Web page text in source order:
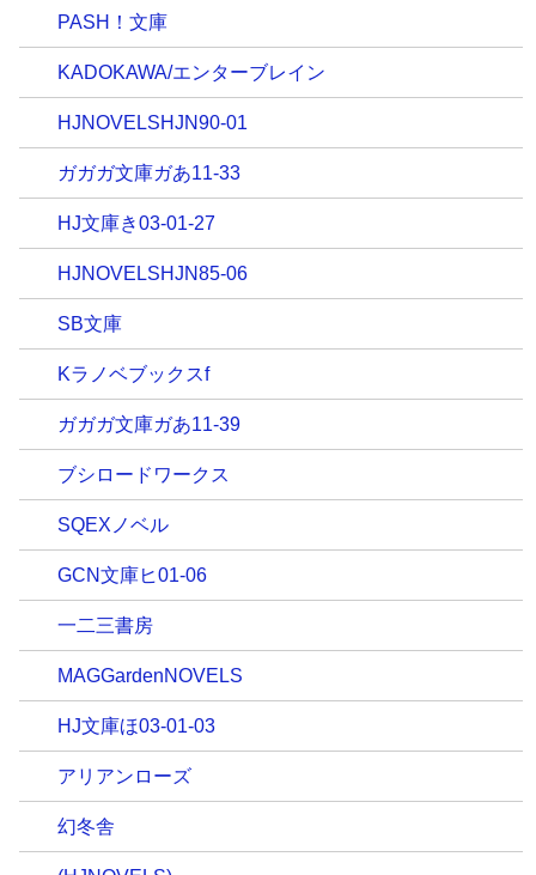
PASH！文庫
KADOKAWA/エンターブレイン
HJNOVELSHJN90-01
ガガガ文庫ガあ11-33
HJ文庫き03-01-27
HJNOVELSHJN85-06
SB文庫
Kラノベブックスf
ガガガ文庫ガあ11-39
ブシロードワークス
SQEXノベル
GCN文庫ヒ01-06
一二三書房
MAGGardenNOVELS
HJ文庫ほ03-01-03
アリアンローズ
幻冬舎